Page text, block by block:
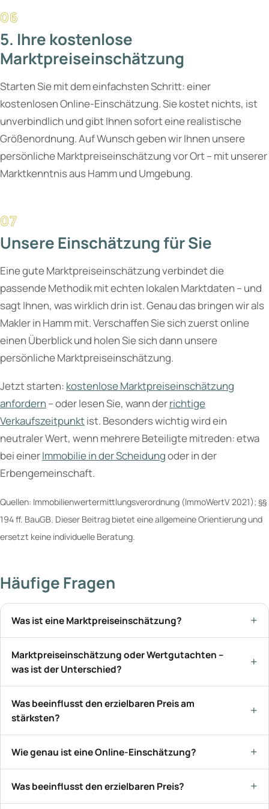
5. Ihre kostenlose
Marktpreiseinschätzung
Starten Sie mit dem einfachsten Schritt: einer
kostenlosen Online-Einschätzung. Sie kostet nichts, ist
unverbindlich und gibt Ihnen sofort eine realistische
Größenordnung. Auf Wunsch geben wir Ihnen unsere
persönliche Marktpreiseinschätzung vor Ort – mit unserer
Marktkenntnis aus Hamm und Umgebung.
Unsere Einschätzung für Sie
Eine gute Marktpreiseinschätzung verbindet die
passende Methodik mit echten lokalen Marktdaten – und
sagt Ihnen, was wirklich drin ist. Genau das bringen wir als
Makler in Hamm mit. Verschaffen Sie sich zuerst online
einen Überblick und holen Sie sich dann unsere
persönliche Marktpreiseinschätzung.
Jetzt starten: kostenlose Marktpreiseinschätzung
anfordern – oder lesen Sie, wann derrichtige
Verkaufszeitpunktist. Besonders wichtig wird ein
neutraler Wert, wenn mehrere Beteiligte mitreden: etwa
bei einerImmobilie in der Scheidungoder in der
Erbengemeinschaft.
Quellen: Immobilienwertermittlungsverordnung (ImmoWertV 2021); §§
194 ff. BauGB. Dieser Beitrag bietet eine allgemeine Orientierung und
ersetzt keine individuelle Beratung.
Häufige Fragen
Was ist eine Marktpreiseinschätzung?
Marktpreiseinschätzung oder Wertgutachten –
was ist der Unterschied?
Was beeinflusst den erzielbaren Preis am
stärksten?
Wie genau ist eine Online-Einschätzung?
Was beeinflusst den erzielbaren Preis?